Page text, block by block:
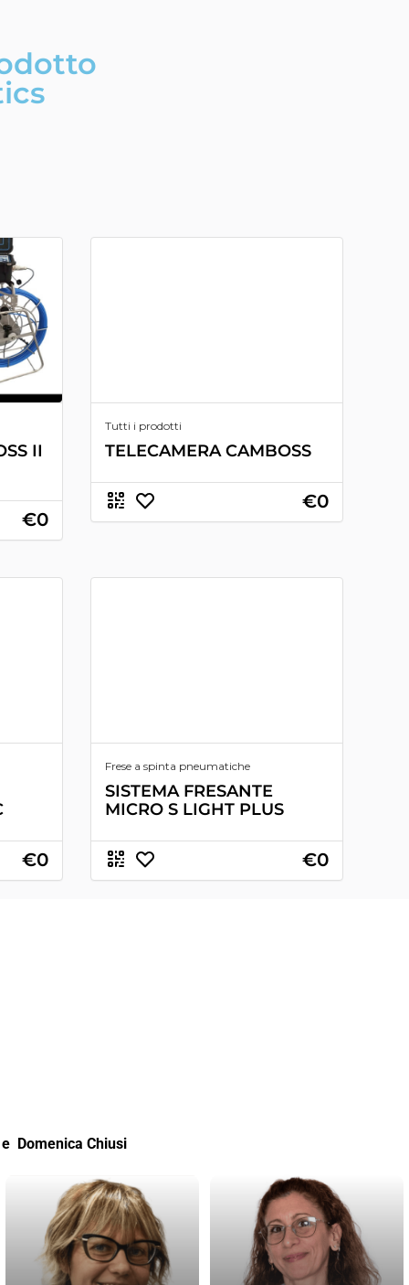
II
€0
Tutti i prodotti
TELECAMERA CAMBOSS
€0
€0
Frese a spinta pneumatiche
SISTEMA FRESANTE
MICRO S LIGHT PLUS
€0
e Domenica Chiusi